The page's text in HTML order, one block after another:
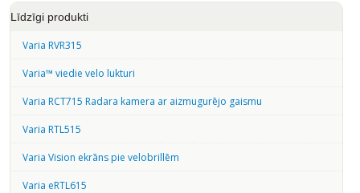
Līdzīgi produkti
Varia RVR315
Varia™ viedie velo lukturi
Varia RCT715 Radara kamera ar aizmugurējo gaismu
Varia RTL515
Varia Vision ekrāns pie velobrillēm
Varia eRTL615